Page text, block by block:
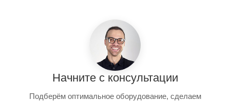
Начните с консультации
Подберём оптимальное оборудование, сделаем